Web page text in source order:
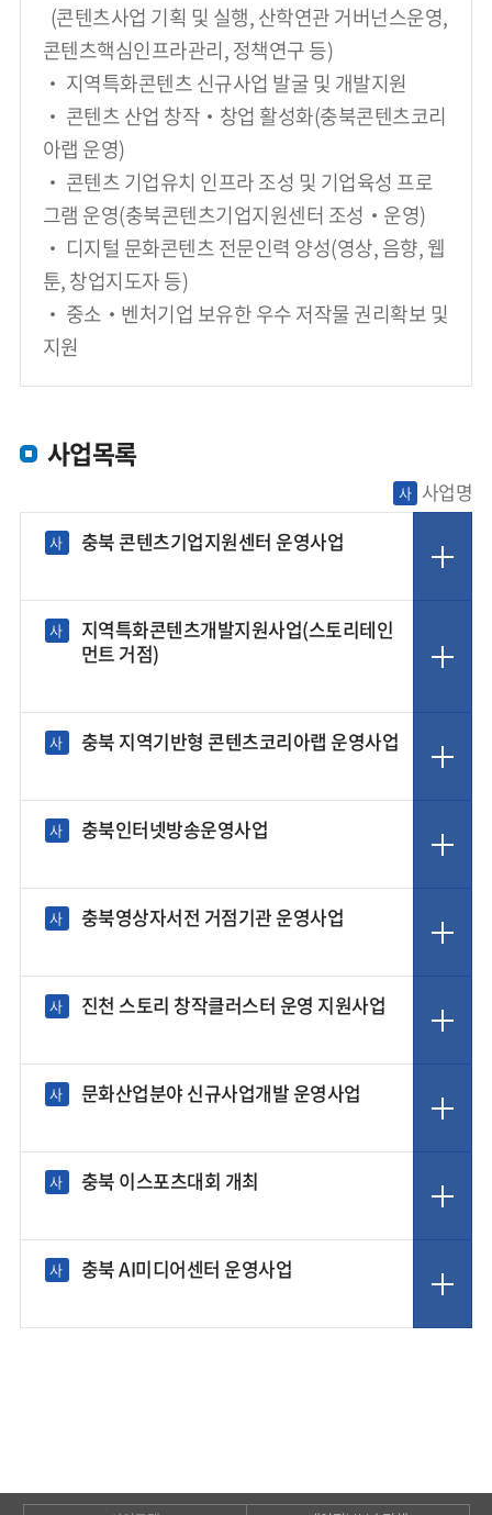
콘텐츠핵심인프라관리, 정책연구 등)
‧ 지역특화콘텐츠 신규사업 발굴 및 개발지원
‧ 콘텐츠 산업 창작‧창업 활성화(충북콘텐츠코리
아랩 운영)
‧ 콘텐츠 기업유치 인프라 조성 및 기업육성 프로
그램 운영(충북콘텐츠기업지원센터 조성‧운영)
‧ 디지털 문화콘텐츠 전문인력 양성(영상, 음향, 웹
툰, 창업지도자 등)
‧ 중소‧벤처기업 보유한 우수 저작물 권리확보 및
지원
사업목록
사 사업명
사 충북 콘텐츠기업지원센터 운영사업
사
지역특화콘텐츠개발지원사업(스토리테인
먼트 거점)
사 충북 지역기반형 콘텐츠코리아랩 운영사업
사 충북인터넷방송운영사업
사 충북영상자서전 거점기관 운영사업
사 진천 스토리 창작클러스터 운영 지원사업
사 문화산업분야 신규사업개발 운영사업
사 충북 이스포츠대회 개최
사 충북 AI미디어센터 운영사업